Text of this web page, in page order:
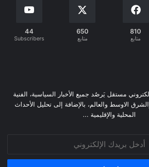
810
متابع
650
متابع
44
Subscribers
مستقل يَرصُد جميع الأخبار السياسية، الفنية
الاوسط والعالم، بالإضافة إلى تحليل الأحداث
المحلية والإقليمية ...